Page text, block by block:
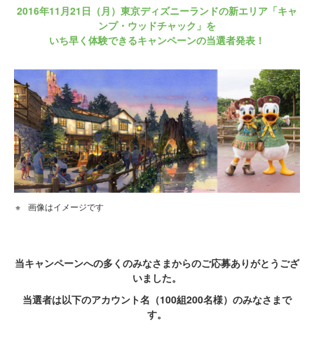
2016年11月21日（月）東京ディズニーランドの新エリア「キャ
ンプ・ウッドチャック」を
いち早く体験できるキャンペーンの当選者発表！
画像はイメージです
当キャンペーンへの多くのみなさまからのご応募ありがとうござ
いました。
当選者は以下のアカウント名（100組200名様）のみなさまで
す。